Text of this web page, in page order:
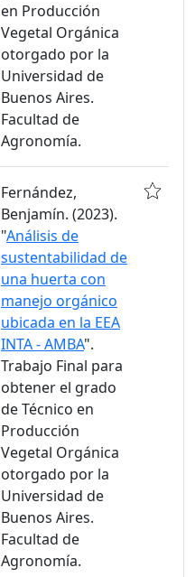
en Producción
Vegetal Orgánica
otorgado por la
Universidad de
Buenos Aires.
Facultad de
Agronomía.
Fernández,
Benjamín. (2023).
"Análisis de
sustentabilidad de
una huerta con
manejo orgánico
ubicada en la EEA
INTA - AMBA".
Trabajo Final para
obtener el grado
de Técnico en
Producción
Vegetal Orgánica
otorgado por la
Universidad de
Buenos Aires.
Facultad de
Agronomía.